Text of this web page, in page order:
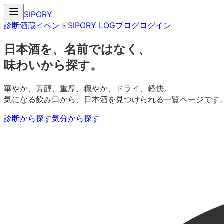
SIPORY
診断酒蔵イベント SIPORY LOGブログログイン
日本酒を、名前ではなく、
味わいから探す。
華やか、芳醇、重厚、穏やか、ドライ、軽快。
気になる飲み口から、日本酒を見つけられる一覧ページです
診断から探す気分から探す